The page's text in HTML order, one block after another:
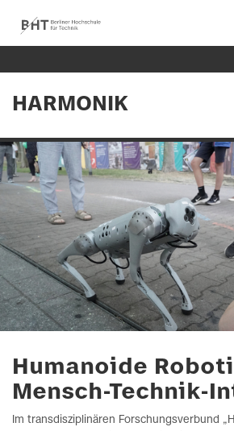
HARMONIK
Humanoide
Mensch-Technik-
Im transdisziplinären Forschungsverbund